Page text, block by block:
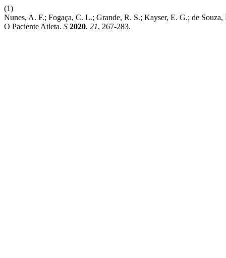
(1)
Nunes, A. F.; Fogaça, C. L.; Grande, R. S.; Kayser, E. G.; de
O Paciente Atleta. S 2020, 21, 267-283.